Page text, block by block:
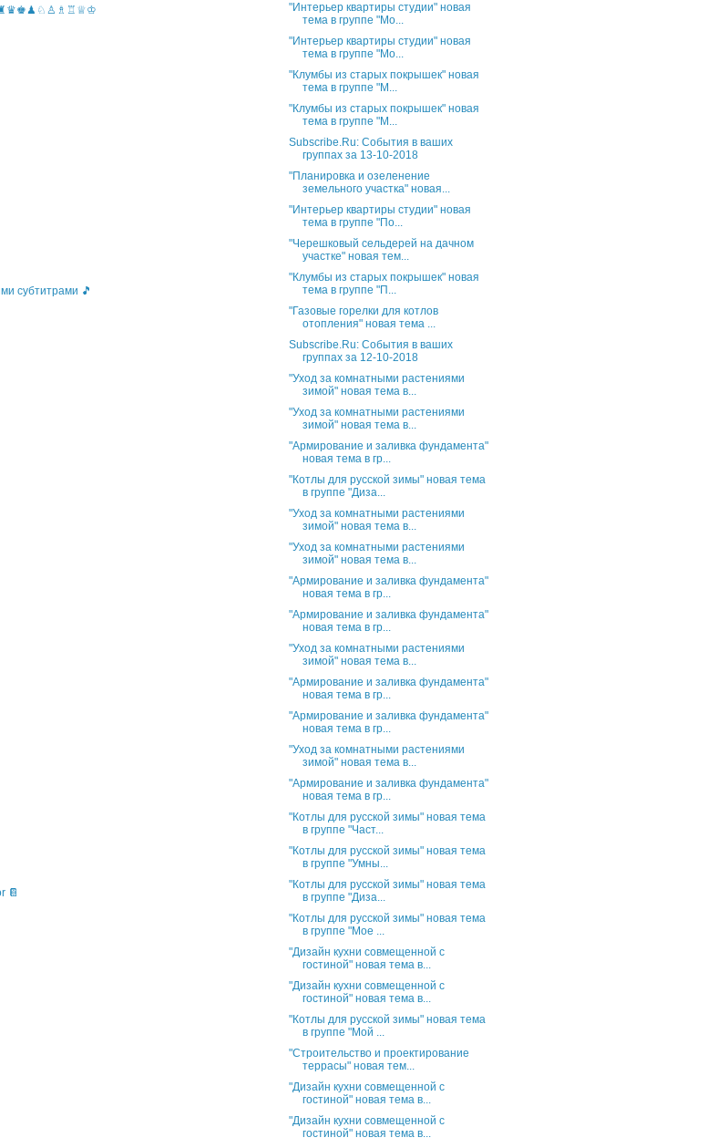
♞♝♜♛♚♟♘♙♗♖♕♔
субтитрами 🎵
📔
"Интерьер квартиры студии" новая
тема в группе "Мо...
"Интерьер квартиры студии" новая
тема в группе "Мо...
"Клумбы из старых покрышек" новая
тема в группе "М...
"Клумбы из старых покрышек" новая
тема в группе "М...
Subscribe.Ru: События в ваших
группах за 13-10-2018
"Планировка и озеленение
земельного участка" новая...
"Интерьер квартиры студии" новая
тема в группе "По...
"Черешковый сельдерей на дачном
участке" новая тем...
"Клумбы из старых покрышек" новая
тема в группе "П...
"Газовые горелки для котлов
отопления" новая тема ...
Subscribe.Ru: События в ваших
группах за 12-10-2018
"Уход за комнатными растениями
зимой" новая тема в...
"Уход за комнатными растениями
зимой" новая тема в...
"Армирование и заливка фундамента"
новая тема в гр...
"Котлы для русской зимы" новая тема
в группе "Диза...
"Уход за комнатными растениями
зимой" новая тема в...
"Уход за комнатными растениями
зимой" новая тема в...
"Армирование и заливка фундамента"
новая тема в гр...
"Армирование и заливка фундамента"
новая тема в гр...
"Уход за комнатными растениями
зимой" новая тема в...
"Армирование и заливка фундамента"
новая тема в гр...
"Армирование и заливка фундамента"
новая тема в гр...
"Уход за комнатными растениями
зимой" новая тема в...
"Армирование и заливка фундамента"
новая тема в гр...
"Котлы для русской зимы" новая тема
в группе "Част...
"Котлы для русской зимы" новая тема
в группе "Умны...
"Котлы для русской зимы" новая тема
в группе "Диза...
"Котлы для русской зимы" новая тема
в группе "Мое ...
"Дизайн кухни совмещенной с
гостиной" новая тема в...
"Дизайн кухни совмещенной с
гостиной" новая тема в...
"Котлы для русской зимы" новая тема
в группе "Мой ...
"Строительство и проектирование
террасы" новая тем...
"Дизайн кухни совмещенной с
гостиной" новая тема в...
"Дизайн кухни совмещенной с
гостиной" новая тема в...